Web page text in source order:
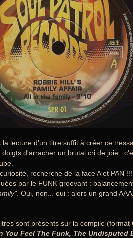
la lecture d'un titre suffit à créer ce
doigts d'arracher un brutal cri de joie :
recherche de la face A et PAN
par le FUNK groovant :
. Oui, non... oui : alors un grand
sont présents sur la compile
You Feel The Funk, The Undisputed